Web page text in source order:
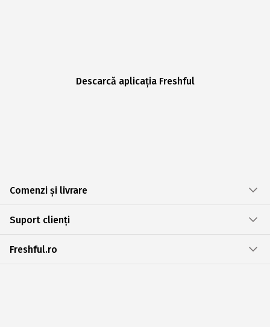
Descarcă aplicația Freshful
Comenzi și livrare
Suport clienți
Freshful.ro